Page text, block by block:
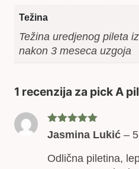
Težina
Težina uredjenog pileta
nakon 3 meseca uzgoja
1 recenzija za pick A
Ocenjeno
sa5od 5
Jasmina Lukić –
Odlična piletina,